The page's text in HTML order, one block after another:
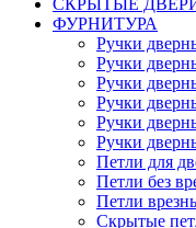
ФУРНИТУРА
Ручки
Ручки
Ручки
Ручки
Ручки
Ручки
Петли для
Петли без
Петли
Скрытые